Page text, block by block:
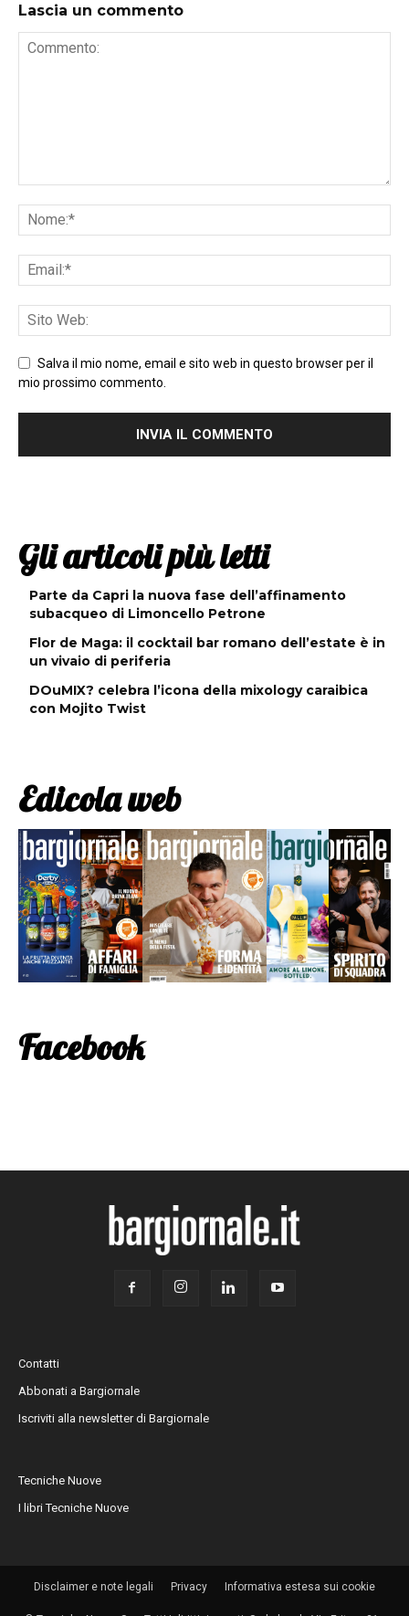
Lascia un commento
Salva il mio nome, email e sito web in questo browser per il
mio prossimo commento.
Gli articoli più letti
Parte da Capri la nuova fase dell’affinamento
subacqueo di Limoncello Petrone
Flor de Maga: il cocktail bar romano dell’estate è in
un vivaio di periferia
DOuMIX? celebra l’icona della mixology caraibica
con Mojito Twist
Edicola web
Facebook
Contatti
Abbonati a Bargiornale
Iscriviti alla newsletter di Bargiornale
Tecniche Nuove
I libri Tecniche Nuove
Disclaimer e note legali Privacy Informativa estesa sui cookie